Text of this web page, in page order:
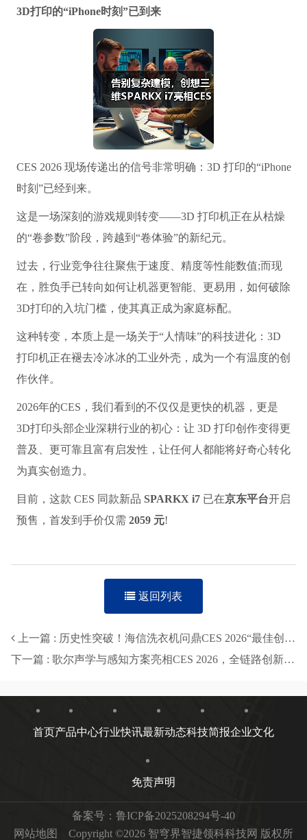
3D打印的“iPhone时刻”已到来
CES 2026 现场传递出的信号非常明确：3D 打印的“iPhone
时刻”已经到来。
这是一场深刻的游戏规则转变——3D 打印机正在从枯燥
的“卷参数”阶段，跨越到“卷体验”的新纪元。
过去，行业竞争往往聚焦于速度、精度等性能数值;而现
在，胜负手已转向如何让机器更智能、更易用，如何破除
3D打印的入坑门槛，使其真正成为家庭标配。
这种转变，本质上是一场关于“人情味”的科技进化：3D
打印机正在褪去冷冰冰的工业外壳，成为一个有温度的创
作伙伴。
2026年的CES，我们看到的不仅仅是更快的机器，更是
3D打印头部企业深耕行业的初心：让 3D 打印创作变得更
普及、更可靠且富有启发性，让任何人都能将好奇心转化
为真实创造力。
目前，这款 CES 同款新品 SPARKX i7 已在京东平台开启
预售，首发到手价仅需 2059 元!
返回列表
上一篇 : 历史性突破！海信洗衣机问鼎CES 2026“最佳创新奖”，15年来行业唯一
下一篇 : 歌尔声学与感知方案亮相CES 2026，全链路创新开启沉浸式交互新生态
首页产品中心行业快讯最新动态科技简报企业文化
免责声明
备案号： 鲁ICP备2025208294号-40
网站地图
Copyright ©2026 智穹界智捷领科科技网 版权所